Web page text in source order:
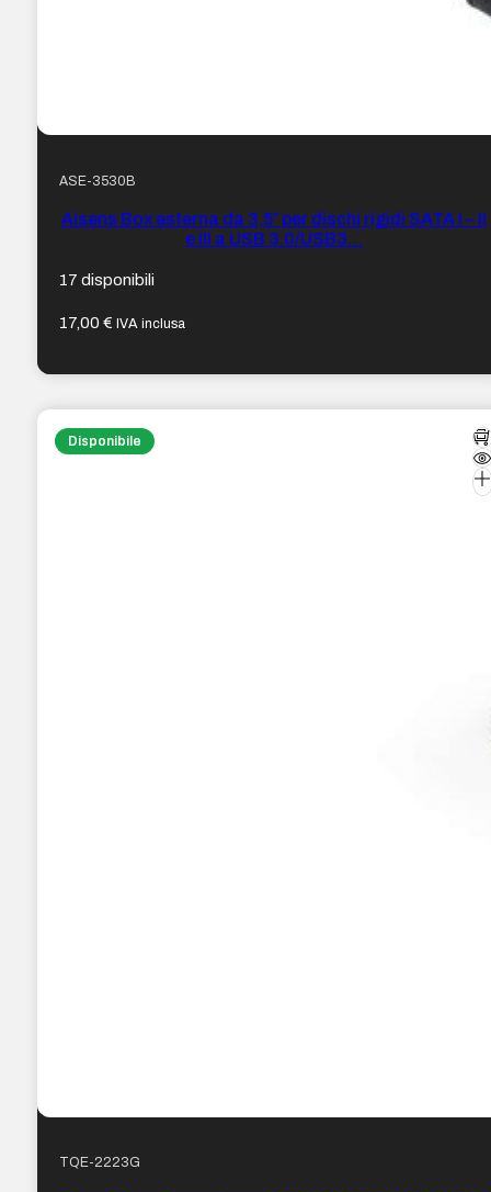
ASE-3530B
Aisens Box esterna da 3,5″ per dischi rigidi SATA I – II
e III a USB 3.0/USB3…
17 disponibili
17,00€ IVA inclusa
Disponibile
TQE-2223G